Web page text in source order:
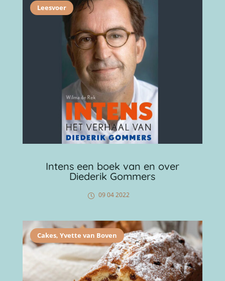
Leesvoer
Intens een boek van en over
Diederik Gommers
09 04 2022
Cakes, Yvette van Boven